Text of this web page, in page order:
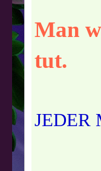
Man
tut.
JEDER